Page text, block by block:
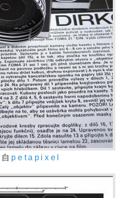
自 petapixel